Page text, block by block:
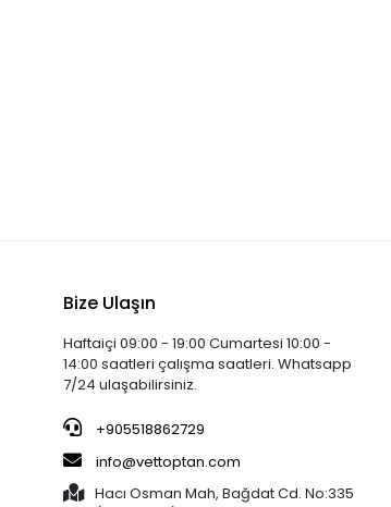
Bize Ulaşın
Haftaiçi 09:00 - 19:00 Cumartesi 10:00 -
14:00 saatleri çalışma saatleri. Whatsapp
7/24 ulaşabilirsiniz.
+905518862729
info@vettoptan.com
Hacı Osman Mah, Bağdat Cd. No:335